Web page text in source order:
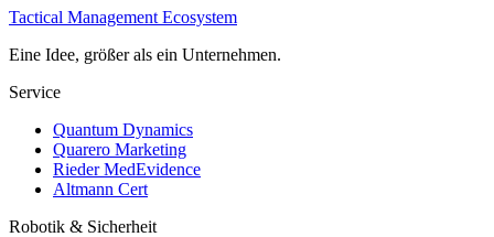
Tactical Management Ecosystem
Eine Idee, größer als ein Unternehmen.
Service
Quantum Dynamics
Quarero Marketing
Rieder MedEvidence
Altmann Cert
Robotik & Sicherheit